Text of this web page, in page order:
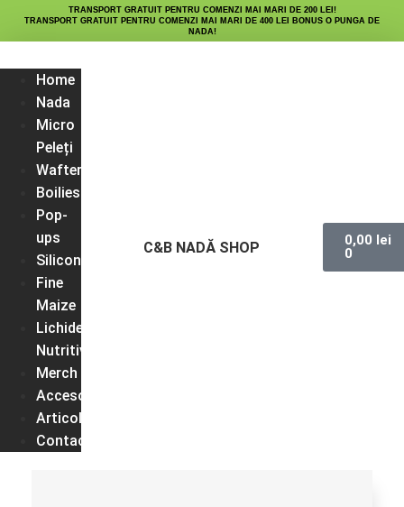
TRANSPORT GRATUIT PENTRU COMENZI MAI MARI DE 200 LEI!
TRANSPORT GRATUIT PENTRU COMENZI MAI MARI DE 400 LEI BONUS O PUNGA DE
NADA!
Home
Nada
Micro
Peleți
Wafters
Boilies
Pop-
ups
Silicon
Fine
Maize
Lichide
Nutritive
Merch
Accesorii
Articole
Contact
C&B NADĂ SHOP 0,00 lei
0